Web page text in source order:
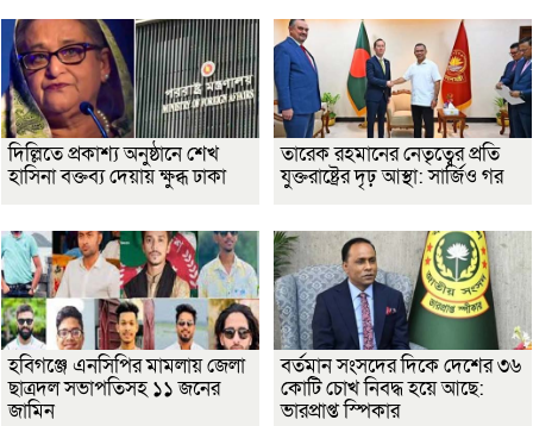
দিল্লিতে প্রকাশ্য অনুষ্ঠানে শেখ
হাসিনা বক্তব্য দেয়ায় ক্ষুব্ধ ঢাকা
তারেক রহমানের নেতৃত্বের প্রতি
যুক্তরাষ্ট্রের দৃঢ় আস্থা: সার্জিও গর
হবিগঞ্জে এনসিপির মামলায় জেলা
ছাত্রদল সভাপতিসহ ১১ জনের
জামিন
বর্তমান সংসদের দিকে দেশের ৩৬
কোটি চোখ নিবদ্ধ হয়ে আছে:
ভারপ্রাপ্ত স্পিকার